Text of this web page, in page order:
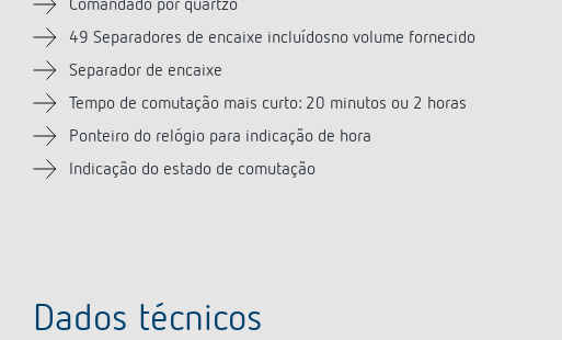
Comandado por quartzo
49 Separadores de encaixe incluídosno volume fornecido
Separador de encaixe
Tempo de comutação mais curto: 20 minutos ou 2 horas
Ponteiro do relógio para indicação de hora
Indicação do estado de comutação
Dados técnicos